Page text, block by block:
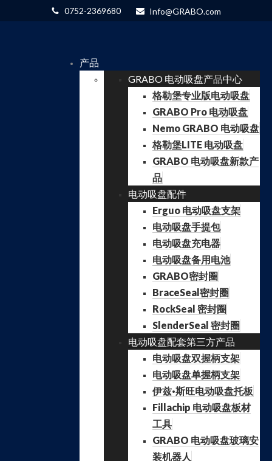
0752-2369680 Info@GRABO.com
产品
GRABO 电动吸盘产品中心
格勒堡专业版电动吸盘
GRABO Pro 电动吸盘
Nemo GRABO 电动吸盘
格勒堡LITE 电动吸盘
GRABO 电动吸盘新款产
品
电动吸盘配件
Erguo 电动吸盘支架
电动吸盘手提包
电动吸盘充电器
电动吸盘备用电池
GRABO密封圈
BraceSeal密封圈
RockSeal 密封圈
SlenderSeal 密封圈
电动吸盘配套第三方产品
电动吸盘双握柄支架
电动吸盘单握柄支架
伊兹·斯旺电动吸盘托板
Fillachip 电动吸盘板材
工具
GRABO 电动吸盘玻璃安
装机器人